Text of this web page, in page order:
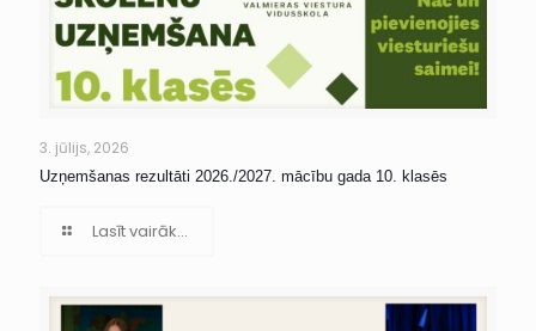
3. jūlijs, 2026
Uzņemšanas rezultāti 2026./2027. mācību gada 10. klasēs
Lasīt vairāk...